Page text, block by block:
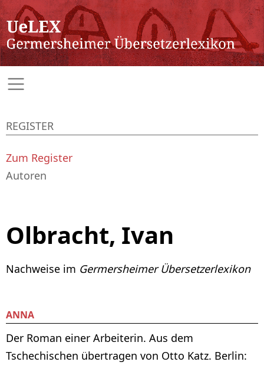
Olbracht, Ivan
Nachweise im Germersheimer Übersetzerlexikon
ANNA
Der Roman einer Arbeiterin. Aus dem
Tschechischen übertragen von Otto Katz. Berlin:
REGISTER
Zum Register
Autoren